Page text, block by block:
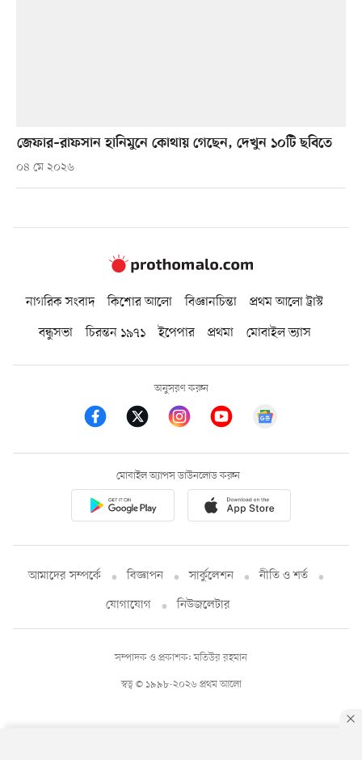
জেফার–রাফসান হানিমুনে কোথায় গেছেন, দেখুন ১০টি ছবিতে
০৪ মে ২০২৬
নাগরিক সংবাদ কিশোর আলো বিজ্ঞানচিন্তা
প্রথম আলো ট্রাস্ট
বন্ধুসভা
চিরন্তন ১৯৭১ ইপেপার প্রথমা মোবাইল ভ্যাস
অনুসরণ করুন
মোবাইল অ্যাপস ডাউনলোড করুন
আমাদের সম্পর্কে বিজ্ঞাপন সার্কুলেশন
নীতি ও শর্ত
যোগাযোগ
নিউজলেটার
স্বত্ব © ১৯৯৮-২০২৬ প্রথম আলো
সম্পাদক ও প্রকাশক: মতিউর রহমান